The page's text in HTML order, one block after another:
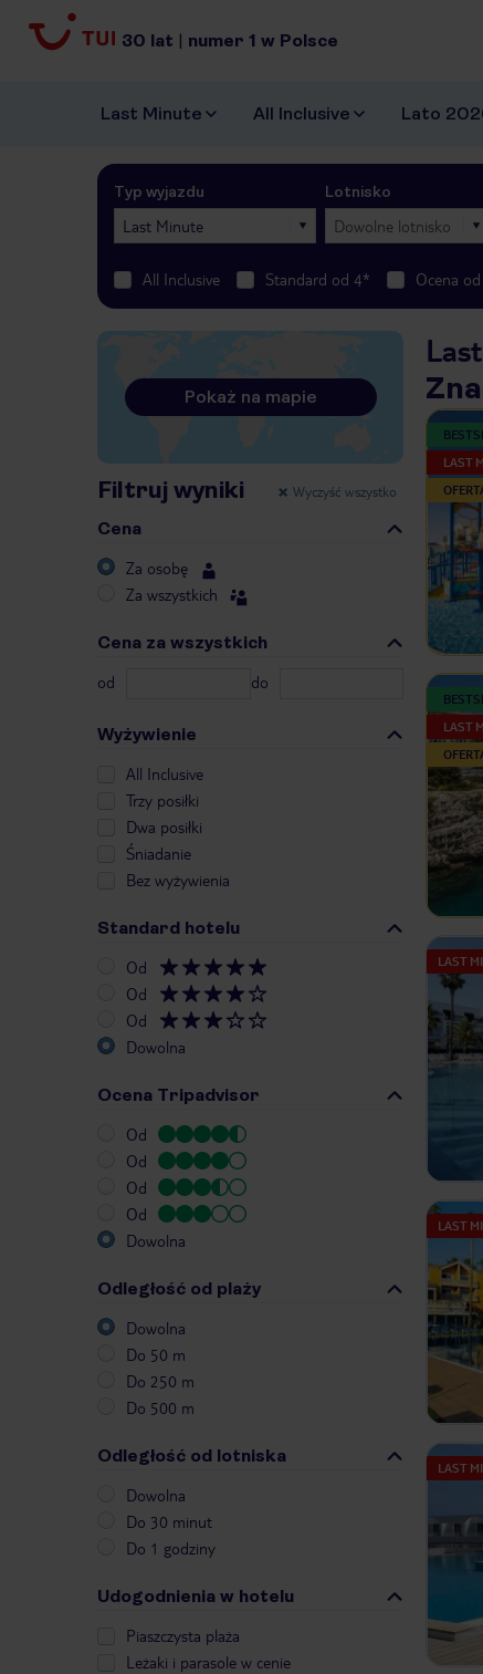
30 lat | numer 1 w Polsce
Last Minute All Inclusive Lato
Typ wyjazdu
Last Minute
Lotnisko
Dowolne lotnisko
All Inclusive Standard od 4* Ocena
Pokaż na mapie
Filtruj wyniki Wyczyść wszystko
Cena
Za osobę
Za wszystkich
Cena za wszystkich
od do
Wyżywienie
All Inclusive
Trzy posiłki
Dwa posiłki
Śniadanie
Bez wyżywienia
Standard hotelu
Od
Od
Od
Dowolna
Ocena Tripadvisor
Od
Od
Od
Od
Dowolna
Odległość od plaży
Dowolna
Do 50 m
Do 250 m
Do 500 m
Odległość od lotniska
Dowolna
Do 30 minut
Do 1 godziny
Udogodnienia w hotelu
Piaszczysta plaża
Leżaki i parasole w cenie
LAST
LAST
LAST
LAST
LAST